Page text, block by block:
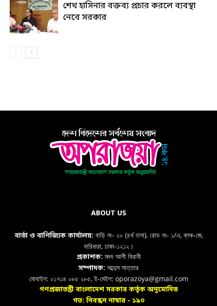
শেখ হাসিনার বক্তব্য প্রচার করলে ব্যবস্থা
নেবে সরকার
ABOUT US
বার্তা ও বাণিজ্যিক কার্যালয়: বাড়ি নং- ২০ (৪র্থ তলা), রোড নং- ১/এ, ব্লক-জে,
বারিধারা, ঢাকা-১২১২।
প্রকাশক:মদদ আলী বিরানী
সম্পাদক: আব্দুস সাত্তার
মোবাইল: ০১৭১৪ ০৮৫ ২৮৫, ই-মেইল: oporazoya@gmail.com
গণপ্রজাতন্ত্রী বাংলাদেশ সরকার কর্তৃক অনুমোদিত
গভ: নিবন্ধন নাম্বার - ১৯০